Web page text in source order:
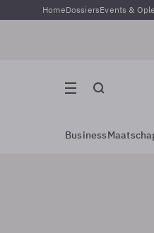
HomeDossiersEvents &
Business